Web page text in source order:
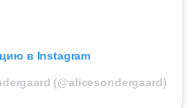
в Instagram
(@alicesondergaard)